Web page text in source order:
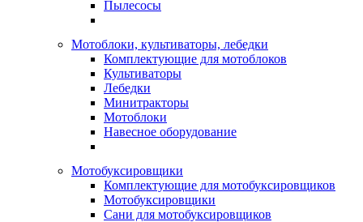
Пылесосы
Мотоблоки, культиваторы, лебедки
Комплектующие для мотоблоков
Культиваторы
Лебедки
Минитракторы
Мотоблоки
Навесное оборудование
Мотобуксировщики
Комплектующие для мотобуксировщиков
Мотобуксировщики
Сани для мотобуксировщиков